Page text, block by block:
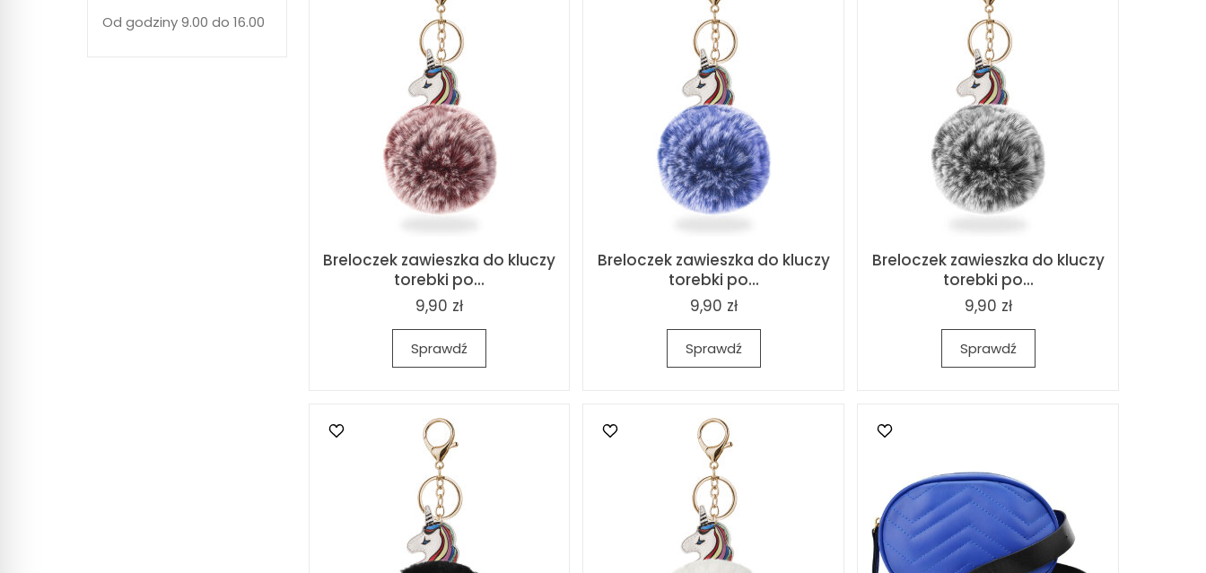
Breloczek zawieszka do kluczy
torebki po...
9,90 zł
Sprawdź
Breloczek zawieszka do kluczy
torebki po...
9,90 zł
Sprawdź
Breloczek zawieszka do kluczy
torebki po...
9,90 zł
Sprawdź
Od godziny 9.00 do 16.00